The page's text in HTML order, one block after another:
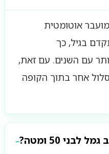
אוטומטית
בגיל, כך
עם השנים. עם זאת,
אחר בתוך הקופה
50 ומטה?